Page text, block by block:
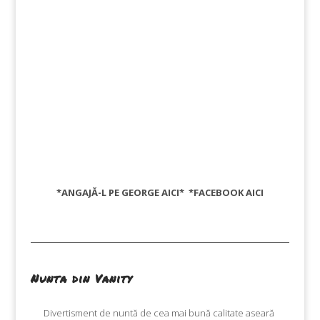
*ANGAJĂ-L PE GEORGEAICI* *FACEBOOKAICI
Nunta din Vanity
Divertisment de nuntă de cea mai bună calitate aseară